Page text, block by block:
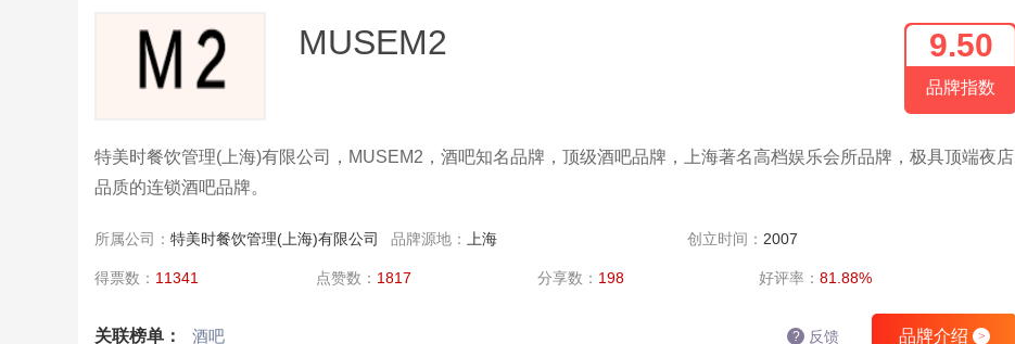
MUSEM2 9.50
品牌指数
特美时餐饮管理(上海)有限公司，MUSEM2，酒吧知名品牌，顶级酒吧品牌，上海著名高档娱乐会所品牌，极具顶端夜店
品质的连锁酒吧品牌。
所属公司： 特美时餐饮管理(上海)有限公司 品牌源地： 上海 创立时间： 2007
得票数： 11341 点赞数： 1817 分享数： 198 好评率： 81.88%
关联榜单： 酒吧 品牌介绍 >
? 反馈